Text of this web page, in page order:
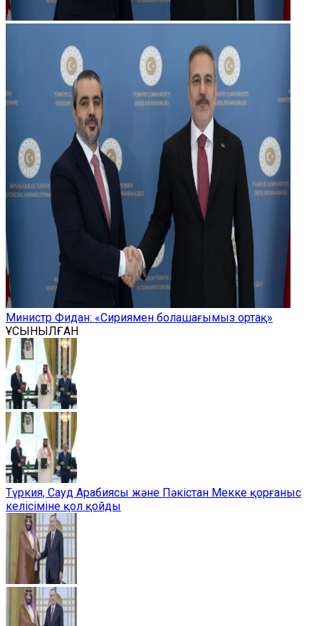
Министр Фидан: «Сириямен болашағымыз ортақ»
ҰСЫНЫЛҒАН
Түркия, Сауд Арабиясы және Пәкістан Мекке қорғаныс
келісіміне қол қойды